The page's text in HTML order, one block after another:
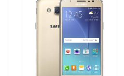
الشاشة:TFT LCD بحجم 4.3 بوصة بدقة 480px
المعالج:Spreadtrum - ثنائي النواة
الكاميرات:خلفية 5 م.ب / امامية 2 م.ب
الذاكرة+الرام:4 جيجابايت + 512 ميجابايت
نظام التشغيل:Android 4.4.4 (KitKat)
البطارية: 1850 ملي أمبير
عرض المواصفات ←